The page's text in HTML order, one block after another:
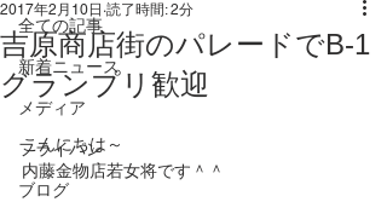
全ての記事
新着ニュース
メディア
フライパン
ブログ
吉原商店街のパレードでB-1
グランプリ歓迎
2017年2月10日 読了時間: 2分
こんにちは～
内藤金物店若女将です＾＾